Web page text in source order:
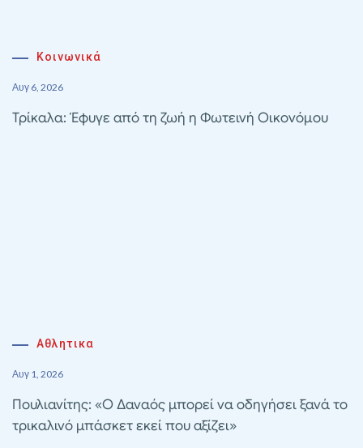
Κοινωνικά
Αυγ 6, 2026
Τρίκαλα: Έφυγε από τη ζωή η Φωτεινή Οικονόμου
Αθλητικα
Αυγ 1, 2026
Πουλιανίτης: «Ο Δαναός μπορεί να οδηγήσει ξανά το
τρικαλινό μπάσκετ εκεί που αξίζει»